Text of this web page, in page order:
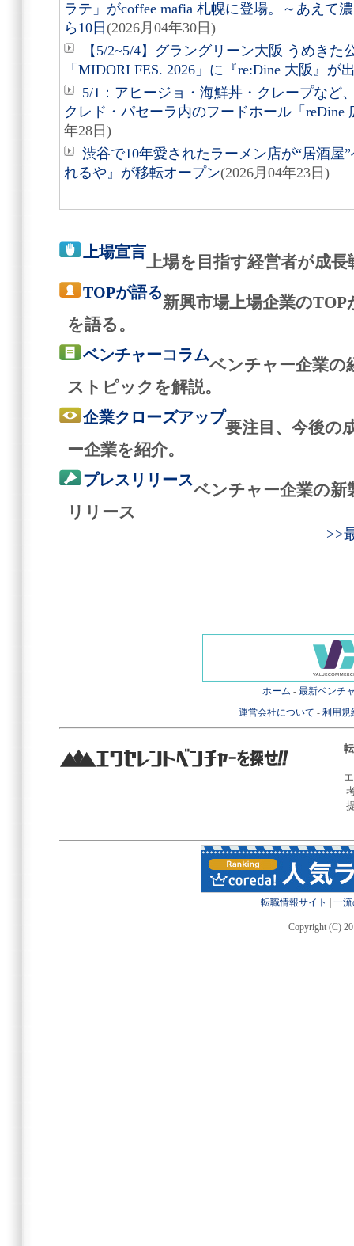
ラテ」がcoffee mafia 札幌に登場。～あえて
ら10日 (2026月04年30日)
【5/2~5/4】グラングリーン大阪 うめき
「MIDORI FES. 2026」に『re:Dine 大阪』が
5/1：アヒージョ・海鮮丼・クレープなど
クレド・パセーラ内のフードホール「reDine
年28日)
渋谷で10年愛されたラーメン店が“居酒屋
れるや』が移転オープン(2026月04年23日)
上場宣言
上場を目指す経営者が成
TOPが語る
新興市場上場企業の
を語る。
ベンチャーコラム
ベンチャー企業の
ストピックを解説。
企業クローズアップ
要注目、今後の
ー企業を紹介。
プレスリリース
ベンチャー企業の新
リリース
>>
ホーム - 最新ベンチ
運営会社について - 利用規
転職情報サイト 一
Copyright (C)